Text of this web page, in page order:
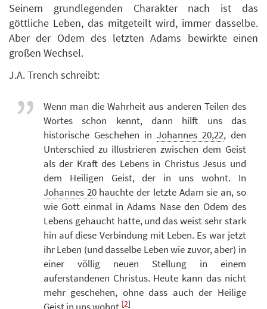
Seinem grundlegenden Charakter nach ist das
göttliche Leben, das mitgeteilt wird, immer dasselbe.
Aber der Odem des letzten Adams bewirkte einen
großen Wechsel.
J.A. Trench schreibt:
Wenn man die Wahrheit aus anderen Teilen des
Wortes schon kennt, dann hilft uns das
historische Geschehen in Johannes 20,22, den
Unterschied zu illustrieren zwischen dem Geist
als der Kraft des Lebens in Christus Jesus und
dem Heiligen Geist, der in uns wohnt. In
Johannes 20hauchte der letzte Adam sie an, so
wie Gott einmal in Adams Nase den Odem des
Lebens gehaucht hatte, und das weist sehr stark
hin auf diese Verbindung mit Leben. Es war jetzt
ihr Leben (und dasselbe Leben wie zuvor, aber) in
einer völlig neuen Stellung in einem
auferstandenen Christus. Heute kann das nicht
mehr geschehen, ohne dass auch der Heilige
[2]